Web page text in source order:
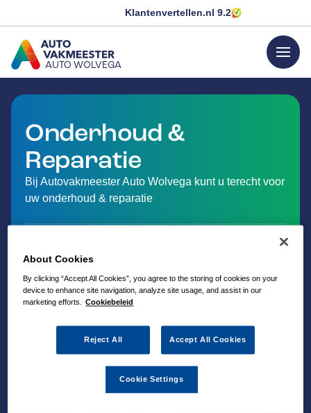
Klantenvertellen.nl 9.2
AUTO WOLVEGA
GA NAAR DE HOMEPAGINA
menu
Onderhoud &
Reparatie
Bij Autovakmeester Auto Wolvega kunt u terecht voor
uw onderhoud & reparatie
About Cookies
By clicking “Accept All Cookies”, you agree to the storing of cookies on your
device to enhance site navigation, analyze site usage, and assist in our
marketing efforts. Cookiebeleid
Reject All Accept All Cookies
Cookie Settings